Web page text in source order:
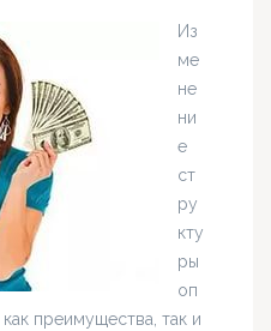
Из
ме
не
ни
е
ст
ру
кту
ры
оп
преимущества, так и